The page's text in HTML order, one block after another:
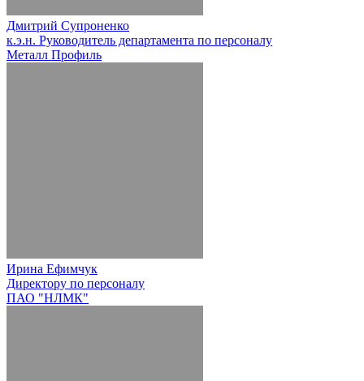
Дмитрий Супроненко
к.э.н. Руководитель департамента по персоналу
Металл Профиль
Ирина Ефимчук
Директору по персоналу
ПАО "НЛМК"